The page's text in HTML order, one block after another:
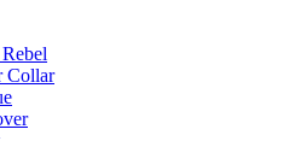
Collar